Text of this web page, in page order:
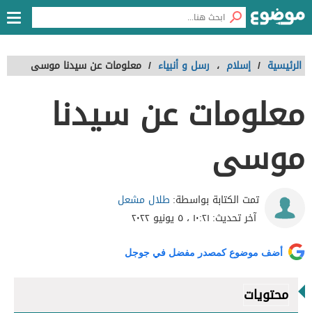
الرئيسية / إسلام ، رسل و أنبياء / معلومات عن سيدنا موسى
معلومات عن سيدنا
موسى
تمت الكتابة بواسطة: طلال مشعل
آخر تحديث: ١٠:٢١ ، ٥ يونيو ٢٠٢٢
أضف موضوع كمصدر مفضل في جوجل
محتويات